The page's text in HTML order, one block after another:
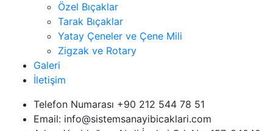
Özel Bıçaklar
Tarak Bıçaklar
Yatay Çeneler ve Çene Mili
Zigzak ve Rotary
Galeri
İletişim
Telefon Numarası +90 212 544 78 51
Email: info@sistemsanayibicaklari.com